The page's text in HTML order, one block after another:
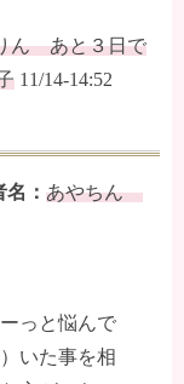
ん あと３日で
11/14-14:52
： あやちん
っと悩んで
いた事を相